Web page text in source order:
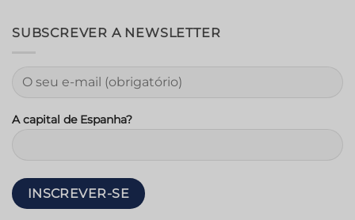
SUBSCREVER A NEWSLETTER
A capital de Espanha?